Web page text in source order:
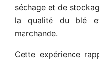
séchage et de
la qualité du blé
marchande.
Cette expérience